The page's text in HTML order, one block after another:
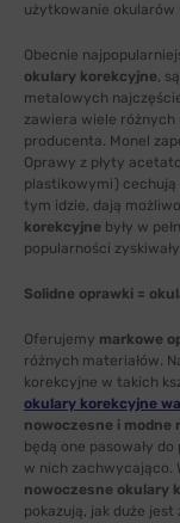
użytkowanie okularów
Obecnie
okulary korekcyjne,
metalowych
zawiera wiele
producenta. Monel
Oprawy z płyty
plastikowymi) cechują
tym idzie, dają
korekcyjne były w
popularności
Solidne oprawki =
Oferujemy markowe
różnych materiałów.
korekcyjne w takich
okulary korekcyjne
nowoczesne i modne
będą one pasowały
w nich zachwycająco.
nowoczesne okulary
pokazują, jak duże